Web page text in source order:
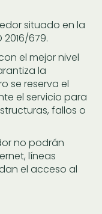
situado en la
679.
el mejor nivel
la
se reserva el
el servicio para
fallos o
no podrán
líneas
el acceso al